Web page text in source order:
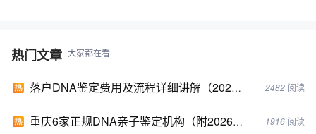
热门文章 大家都在看
2482 阅读
落户DNA鉴定费用及流程详细讲解（2024年落户亲子鉴定攻略）
1916 阅读
重庆6家正规DNA亲子鉴定机构（附2026年鉴定地址）